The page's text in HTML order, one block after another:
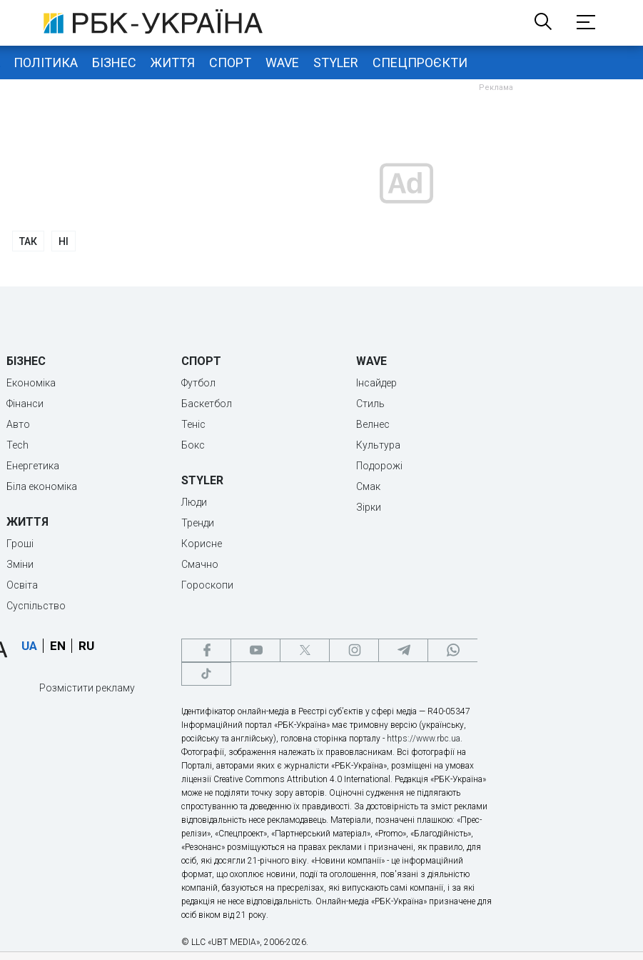
ПОЛІТИКА БІЗНЕС ЖИТТЯ СПОРТ WAVE STYLER СПЕЦПРОЄКТИ
ТАК НІ
БІЗНЕС
Економіка
Фінанси
Авто
Tech
Енергетика
Біла економіка
ЖИТТЯ
Гроші
Зміни
Освіта
Суспільство
СПОРТ
Футбол
Баскетбол
Теніс
Бокс
STYLER
Люди
Тренди
Корисне
Смачно
Гороскопи
WAVE
Інсайдер
Стиль
Велнес
Культура
Подорожі
Смак
Зірки
UA EN RU
Розмістити рекламу
Ідентифікатор онлайн-медіа в Реєстрі суб’єктів у сфері медіа — R40-05347
Інформаційний портал «РБК-Україна» має тримовну версію (українську,
російську та англійську), головна сторінка порталу - https://www.rbc.ua.
Фотографії, зображення належать їх правовласникам. Всі фотографії на
Порталі, авторами яких є журналісти «РБК-Україна», розміщені на умовах
ліцензії Creative Commons Attribution 4.0 International. Редакція «РБК-Україна»
може не поділяти точку зору авторів. Оціночні судження не підлягають
спростуванню та доведенню їх правдивості. За достовірність та зміст реклами
відповідальність несе рекламодавець. Матеріали, позначені плашкою: «Прес-
релізи», «Спецпроект», «Партнерський матеріал», «Promo», «Благодійність»,
«Резонанс» розміщуються на правах реклами і призначені, як правило, для
осіб, які досягли 21-річного віку. «Новини компанії» - це інформаційний
формат, що охоплює новини, події та оголошення, пов'язані з діяльністю
компаній, базуються на пресрелізах, які випускають самі компанії, і за які
редакція не несе відповідальність. Онлайн-медіа «РБК-Україна» призначене для
осіб віком від 21 року.
© LLC «UBT MEDIA», 2006-2026.